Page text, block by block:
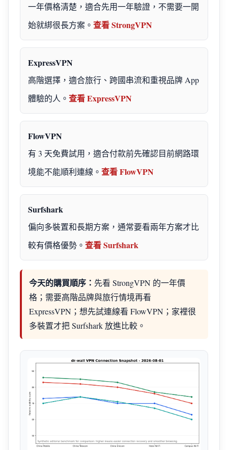
一年價格清楚，適合先用一年驗證，不需要一開
始就綁很長方案。 查看 StrongVPN
ExpressVPN
高階選擇，適合旅行、跨國串流和重視品牌 App
體驗的人。 查看 ExpressVPN
FlowVPN
有 3 天免費試用，適合付款前先確認目前網路環
境能不能順利連線。 查看 FlowVPN
Surfshark
偏向多裝置和長期方案，通常要看兩年方案才比
較有價格優勢。 查看 Surfshark
今天的購買順序： 先看 StrongVPN 的一年價
格；需要高階品牌與旅行情境再看
ExpressVPN；想先試連線看 FlowVPN；家裡很
多裝置才把 Surfshark 放進比較。